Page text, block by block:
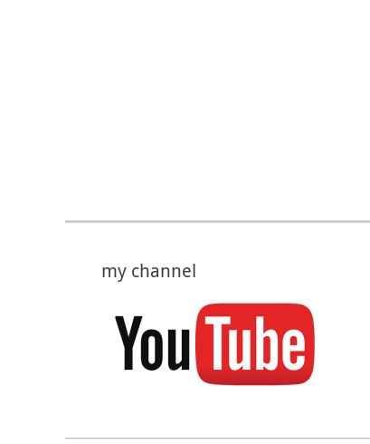
my channel